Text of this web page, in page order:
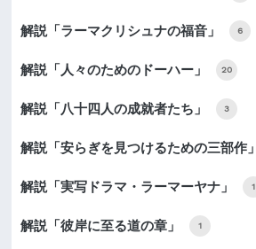
解説「ラーマクリシュナの福音」 6
解説「人々のためのドーハー」 20
解説「八十四人の成就者たち」 3
解説「安らぎを見つけるための三部作」
解説「実写ドラマ・ラーマーヤナ」 1
解説「彼岸に至る道の章」 1